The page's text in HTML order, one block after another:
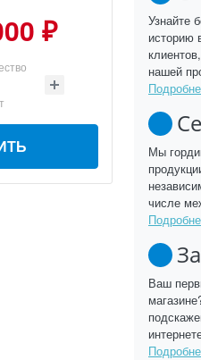
₽
Узнайте
историю
нашей
Мы
числе
Ваш